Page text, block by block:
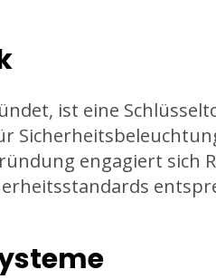
ist eine
engagiert sich